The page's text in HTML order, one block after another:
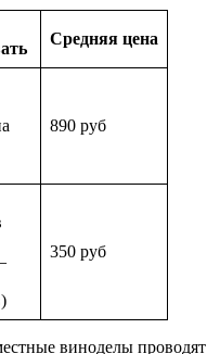
Средняя цена
890 руб
350 руб
виноделы проводят